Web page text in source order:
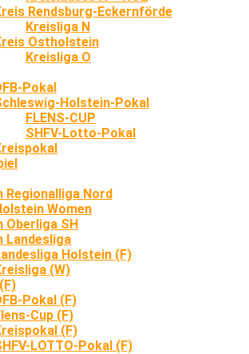
Rendsburg-Eckernförde
Kreisliga N
Ostholstein
Kreisliga O
Pokal
Holstein-Pokal
FLENS-CUP
SHFV-Lotto-Pokal
Regionalliga Nord
Women
Oberliga SH
Landesliga
Holstein (F)
(W)
Pokal (F)
Cup (F)
(F)
LOTTO-Pokal (F)